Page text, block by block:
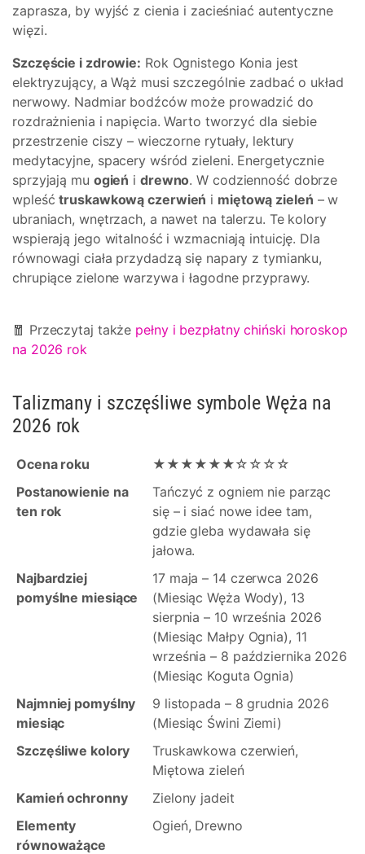
zaprasza, by wyjść z cienia i zacieśniać autentyczne
więzi.
Szczęście i zdrowie: Rok Ognistego Konia jest
elektryzujący, a Wąż musi szczególnie zadbać o układ
nerwowy. Nadmiar bodźców może prowadzić do
rozdrażnienia i napięcia. Warto tworzyć dla siebie
przestrzenie ciszy – wieczorne rytuały, lektury
medytacyjne, spacery wśród zieleni. Energetycznie
sprzyjają mu ogień i drewno. W codzienność dobrze
wpleśćtruskawkową czerwień i miętową zieleń – w
ubraniach, wnętrzach, a nawet na talerzu. Te kolory
wspierają jego witalność i wzmacniają intuicję. Dla
równowagi ciała przydadzą się napary z tymianku,
chrupiące zielone warzywa i łagodne przyprawy.
🧧 Przeczytaj także pełny i bezpłatny chiński horoskop
na 2026 rok
Talizmany i szczęśliwe symbole Węża na
2026 rok
Ocena roku
★★★★★★☆☆☆☆
Postanowienie na
ten rok
Tańczyć z ogniem nie parząc
się – i siać nowe idee tam,
gdzie gleba wydawała się
jałowa.
Najbardziej
pomyślne miesiące
17 maja – 14 czerwca 2026
(Miesiąc Węża Wody), 13
sierpnia – 10 września 2026
(Miesiąc Małpy Ognia), 11
września – 8 października 2026
(Miesiąc Koguta Ognia)
Najmniej pomyślny
miesiąc
9 listopada – 8 grudnia 2026
(Miesiąc Świni Ziemi)
Szczęśliwe kolory
Truskawkowa czerwień,
Miętowa zieleń
Kamień ochronny
Zielony jadeit
Elementy
równoważące
Ogień, Drewno